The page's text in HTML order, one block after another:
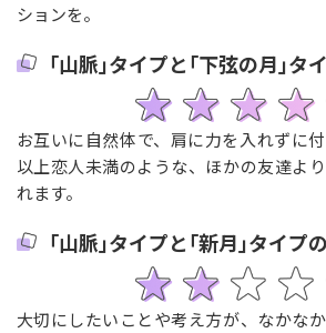
ションを。
｢山脈｣タイプと｢下弦の月｣タ
お互いに自然体で、肩に力を入れずに
以上恋人未満のような、ほかの友達よ
れます。
｢山脈｣タイプと｢新月｣タイプ
大切にしたいことや考え方が、なかな